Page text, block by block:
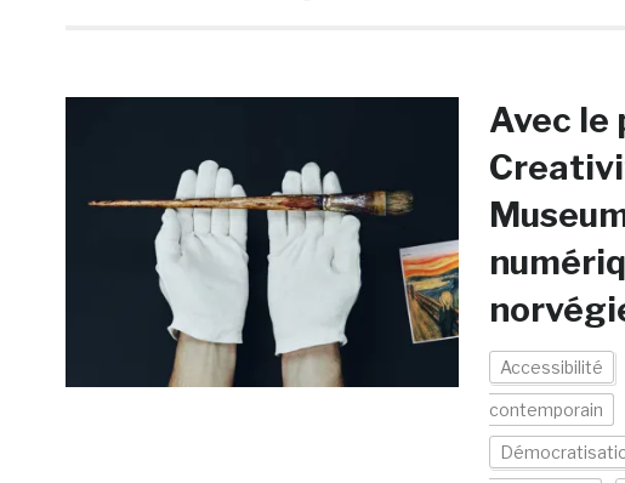
Avec le
Accessibilité
contemporain